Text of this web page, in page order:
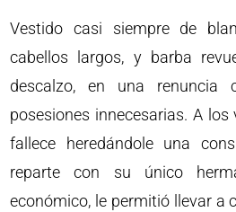
Vestido casi siempre de
cabellos largos, y barba
descalzo, en una renuncia
posesiones innecesarias. A
fallece heredándole una
reparte con su único
económico, le permitió llevar a